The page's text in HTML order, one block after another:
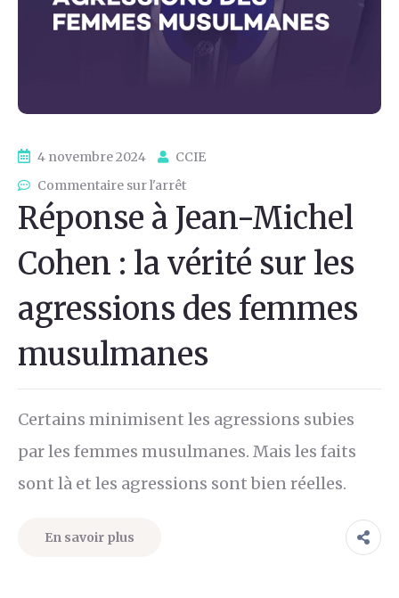
4 novembre 2024
CCIE
Commentaire sur l'arrêt
Réponse à Jean-Michel
Cohen : la vérité sur les
agressions des femmes
musulmanes
Certains minimisent les agressions subies
par les femmes musulmanes. Mais les faits
sont là et les agressions sont bien réelles.
En savoir plus